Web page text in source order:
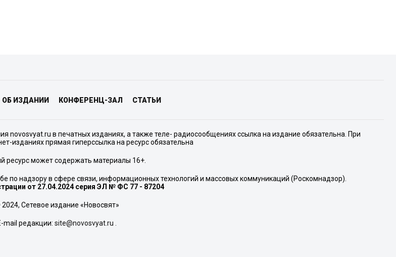
ОБ ИЗДАНИИ КОНФЕРЕНЦ-ЗАЛ СТАТЬИ
novosvyat.ru в печатных изданиях, а также теле- радиосообщениях ссылка на издание обязательна. При
изданиях прямая гиперссылка на ресурс обязательна
ресурс может содержать материалы 16+.
по надзору в сфере связи, информационных технологий и массовых коммуникаций (Роскомнадзор).
от 27.04.2024 серия ЭЛ № ФС 77 - 87204
Сетевое издание «Новосвят»
mail редакции: site@novosvyat.ru